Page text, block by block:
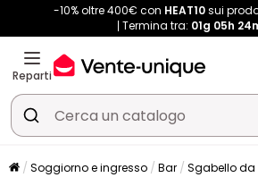
-10% oltre 400€ con HEAT10sui
Termina tra: 01g 05h
Reparti
Soggiorno e ingresso Bar Sgabello da